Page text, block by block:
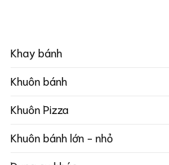
Khay bánh
Khuôn bánh
Khuôn Pizza
Khuôn bánh lớn - nhỏ